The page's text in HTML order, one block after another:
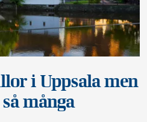
i Uppsala men
många